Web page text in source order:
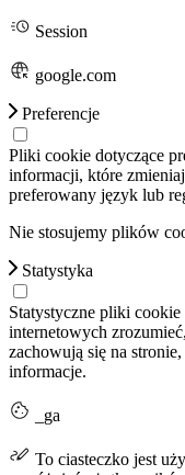
Session
google.com
Preferencje
Pliki cookie dotyczące
informacji, które
preferowany język lub
Nie stosujemy plików
Statystyka
Statystyczne pliki cookie
internetowych
zachowują się na
informacje.
_ga
To ciasteczko jest